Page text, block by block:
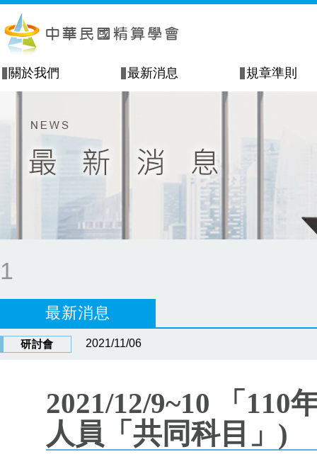
關於我們 最新消息 規章準則
1
最新消息
研討會 2021/11/06
2021/12/9~10 「110
人員「共同科目」)